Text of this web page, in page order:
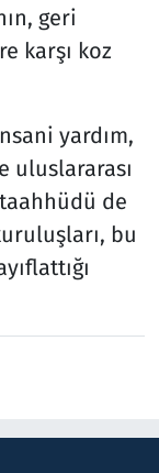
geri
karşı koz
yardım,
uluslararası
de
bu